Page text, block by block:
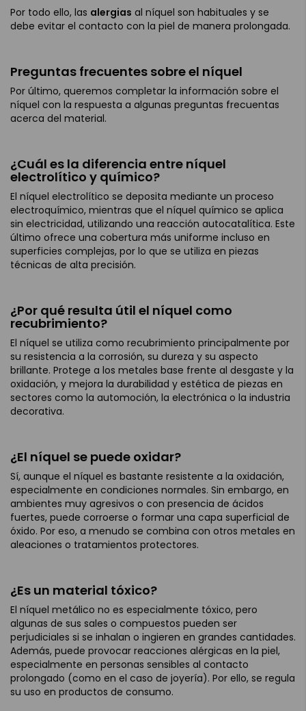
Por todo ello, las alergias al níquel son habituales y se
debe evitar el contacto con la piel de manera prolongada.
Preguntas frecuentes sobre el níquel
Por último, queremos completar la información sobre el
níquel con la respuesta a algunas preguntas frecuentas
acerca del material.
¿Cuál es la diferencia entre níquel
electrolítico y químico?
El níquel electrolítico se deposita mediante un proceso
electroquímico, mientras que el níquel químico se aplica
sin electricidad, utilizando una reacción autocatalítica. Este
último ofrece una cobertura más uniforme incluso en
superficies complejas, por lo que se utiliza en piezas
técnicas de alta precisión.
¿Por qué resulta útil el níquel como
recubrimiento?
El níquel se utiliza como recubrimiento principalmente por
su resistencia a la corrosión, su dureza y su aspecto
brillante. Protege a los metales base frente al desgaste y la
oxidación, y mejora la durabilidad y estética de piezas en
sectores como la automoción, la electrónica o la industria
decorativa.
¿El níquel se puede oxidar?
Sí, aunque el níquel es bastante resistente a la oxidación,
especialmente en condiciones normales. Sin embargo, en
ambientes muy agresivos o con presencia de ácidos
fuertes, puede corroerse o formar una capa superficial de
óxido. Por eso, a menudo se combina con otros metales en
aleaciones o tratamientos protectores.
¿Es un material tóxico?
El níquel metálico no es especialmente tóxico, pero
algunas de sus sales o compuestos pueden ser
perjudiciales si se inhalan o ingieren en grandes cantidades.
Además, puede provocar reacciones alérgicas en la piel,
especialmente en personas sensibles al contacto
prolongado (como en el caso de joyería). Por ello, se regula
su uso en productos de consumo.